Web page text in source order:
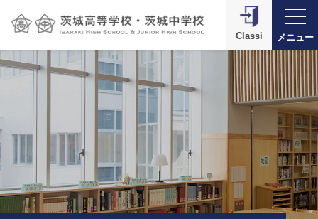
Classi メニュー